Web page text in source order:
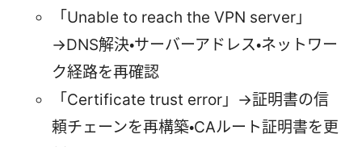
「Unable to reach the VPN server」
→DNS解決・サーバーアドレス・ネットワー
ク経路を再確認
「Certificate trust error」→証明書の信
頼チェーンを再構築・CAルート証明書を更